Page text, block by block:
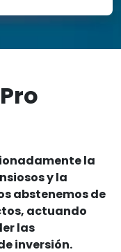
la
y la
abstenemos de
actuando
las
inversión.